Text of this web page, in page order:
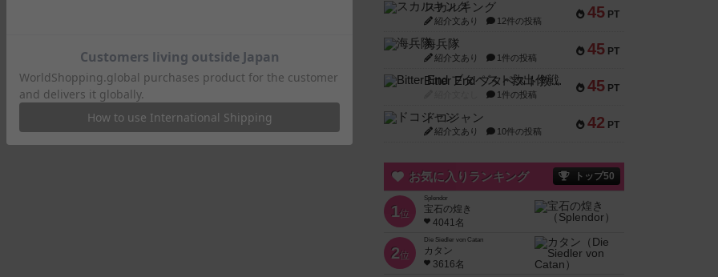
45 PT
スカルキング
紹介文あり 12件の投稿
45 PT
海兵隊
紹介文あり 1件の投稿
45 PT
Bitter End ブタペスト救出作戦
1件の投稿
42 PT
ドコジャン
紹介文あり 10件の投稿
お気に入りランキング トップ50
1位
Splendor
宝石の煌き
4041名
2位
Die Siedler von Catan
カタン
3616名